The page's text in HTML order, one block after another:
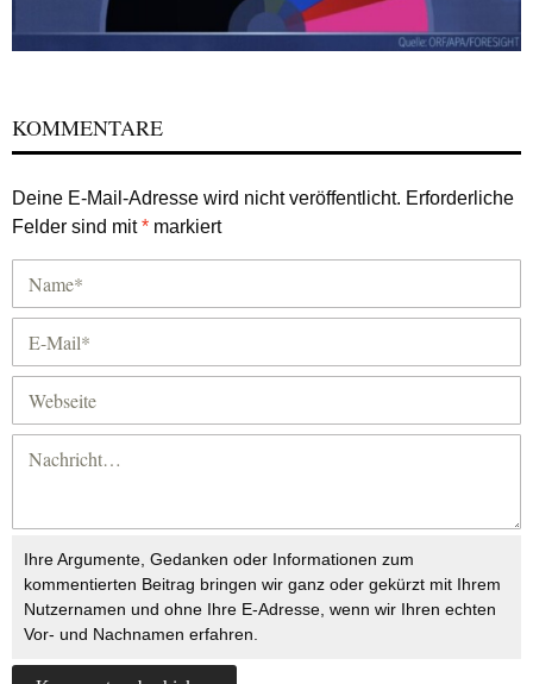
KOMMENTARE
Deine E-Mail-Adresse wird nicht veröffentlicht. Erforderliche
Felder sind mit* markiert
Ihre Argumente, Gedanken oder Informationen zum
kommentierten Beitrag bringen wir ganz oder gekürzt mit Ihrem
Nutzernamen und ohne Ihre E-Adresse, wenn wir Ihren echten
Vor- und Nachnamen erfahren.